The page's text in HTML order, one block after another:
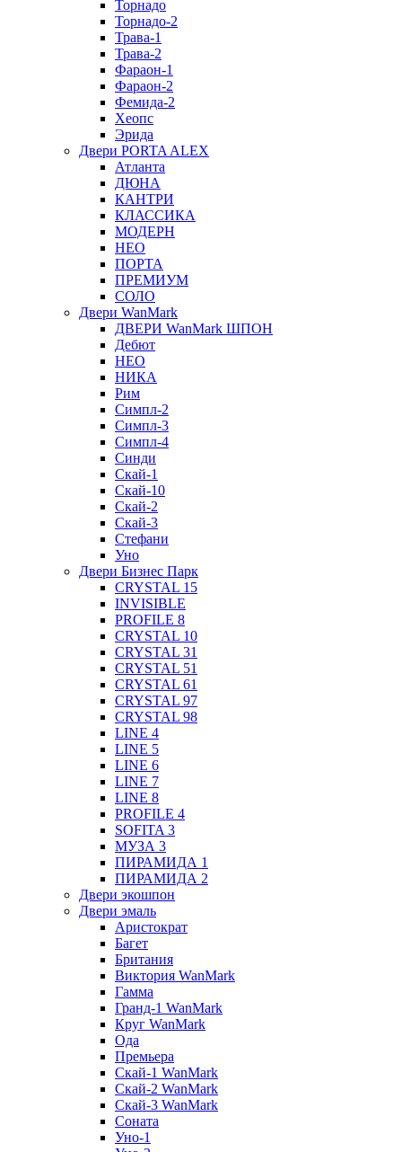
Торнадо
Торнадо-2
Трава-1
Трава-2
Фараон-1
Фараон-2
Фемида-2
Хеопс
Эрида
Двери PORTA ALEX
Атланта
ДЮНА
КАНТРИ
КЛАССИКА
МОДЕРН
НЕО
ПОРТА
ПРЕМИУМ
СОЛО
Двери WanMark
ДВЕРИ WanMark ШПОН
Дебют
НЕО
НИКА
Рим
Симпл-2
Симпл-3
Симпл-4
Синди
Скай-1
Скай-10
Скай-2
Скай-3
Стефани
Уно
Двери Бизнес Парк
CRYSTAL 15
INVISIBLE
PROFILE 8
CRYSTAL 10
CRYSTAL 31
CRYSTAL 51
CRYSTAL 61
CRYSTAL 97
CRYSTAL 98
LINE 4
LINE 5
LINE 6
LINE 7
LINE 8
PROFILE 4
SOFITA 3
МУЗА 3
ПИРАМИДА 1
ПИРАМИДА 2
Двери экошпон
Двери эмаль
Аристократ
Багет
Британия
Виктория WanMark
Гамма
Гранд-1 WanMark
Круг WanMark
Ода
Премьера
Скай-1 WanMark
Скай-2 WanMark
Скай-3 WanMark
Соната
Уно-1